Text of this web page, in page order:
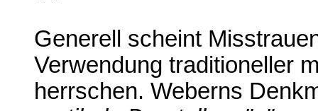
Generell scheint
Verwendung traditioneller
herrschen. Weberns